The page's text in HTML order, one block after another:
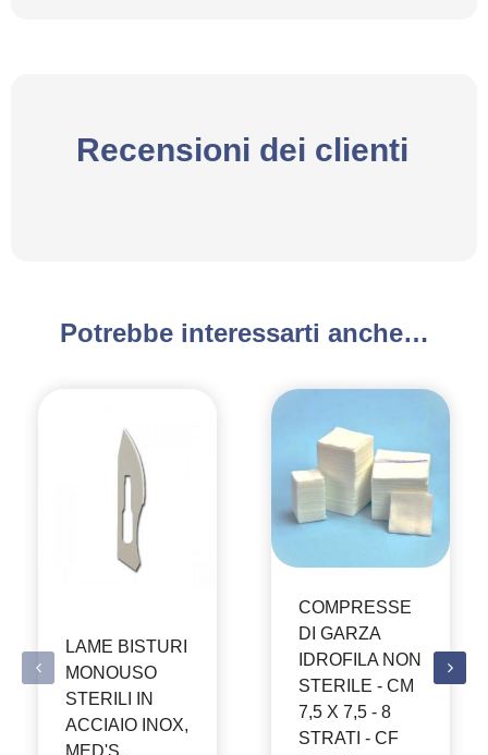
Recensioni dei clienti
Potrebbe interessarti anche…
LAME BISTURI
MONOUSO
STERILI IN
ACCIAIO INOX,
MED'S,
COMPRESSE
DI GARZA
IDROFILA NON
STERILE - CM
7,5 X 7,5 - 8
STRATI - CF